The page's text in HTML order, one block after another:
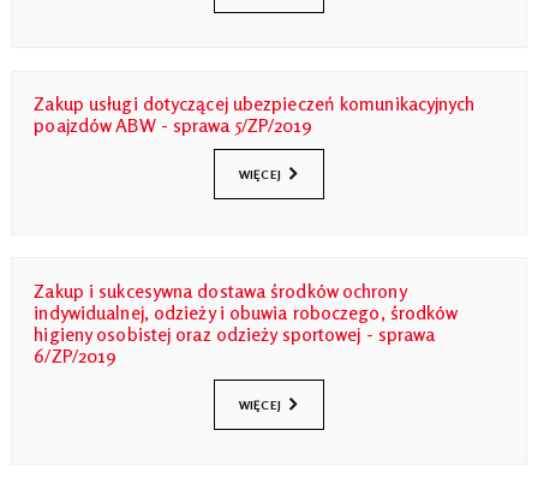
Zakup usługi dotyczącej ubezpieczeń komunikacyjnych
poajzdów ABW - sprawa 5/ZP/2019
WIĘCEJ
Zakup i sukcesywna dostawa środków ochrony
indywidualnej, odzieży i obuwia roboczego, środków
higieny osobistej oraz odzieży sportowej - sprawa
6/ZP/2019
WIĘCEJ